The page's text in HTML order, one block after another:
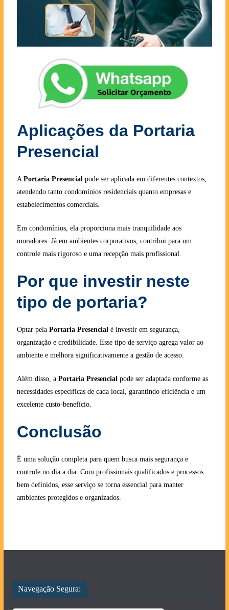
Aplicações da Portaria
Presencial
A Portaria Presencial pode ser aplicada em diferentes contextos,
atendendo tanto condomínios residenciais quanto empresas e
estabelecimentos comerciais.
Em condomínios, ela proporciona mais tranquilidade aos
moradores. Já em ambientes corporativos, contribui para um
controle mais rigoroso e uma recepção mais profissional.
Por que investir neste
tipo de portaria?
Optar pela Portaria Presencial é investir em segurança,
organização e credibilidade. Esse tipo de serviço agrega valor ao
ambiente e melhora significativamente a gestão de acesso.
Além disso, a Portaria Presencial pode ser adaptada conforme as
necessidades específicas de cada local, garantindo eficiência e um
excelente custo-benefício.
Conclusão
É uma solução completa para quem busca mais segurança e
controle no dia a dia. Com profissionais qualificados e processos
bem definidos, esse serviço se torna essencial para manter
ambientes protegidos e organizados.
Navegação Segura: